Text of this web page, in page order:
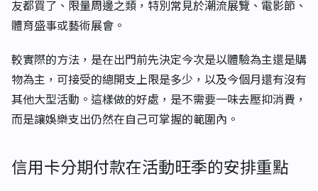
友都買了、限量周邊之類，特別常見於潮流展覽、電影節、
體育盛事或藝術展會。
較實際的方法，是在出門前先決定今次是以體驗為主還是購
物為主，可接受的總開支上限是多少，以及今個月還有沒有
其他大型活動。這樣做的好處，是不需要一味去壓抑消費，
而是讓娛樂支出仍然在自己可掌握的範圍內。
信用卡分期付款在活動旺季的安排重點